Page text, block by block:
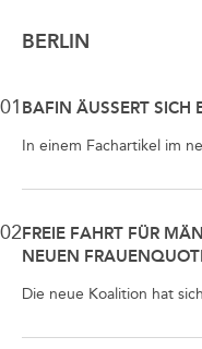
BERLIN
01 BAFIN ÄUSSERT SICH
In einem Fachartikel im
02 FREIE FAHRT FÜR
NEUEN
Die neue Koalition hat